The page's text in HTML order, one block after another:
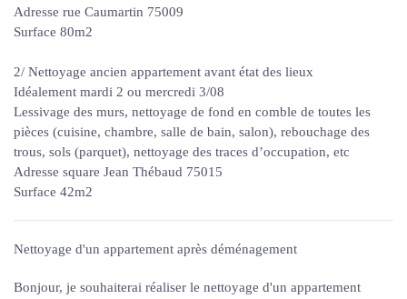
Adresse rue Caumartin 75009
Surface 80m2
2/ Nettoyage ancien appartement avant état des lieux
Idéalement mardi 2 ou mercredi 3/08
Lessivage des murs, nettoyage de fond en comble de toutes les
pièces (cuisine, chambre, salle de bain, salon), rebouchage des
trous, sols (parquet), nettoyage des traces d’occupation, etc
Adresse square Jean Thébaud 75015
Surface 42m2
Nettoyage d'un appartement après déménagement
Bonjour, je souhaiterai réaliser le nettoyage d'un appartement